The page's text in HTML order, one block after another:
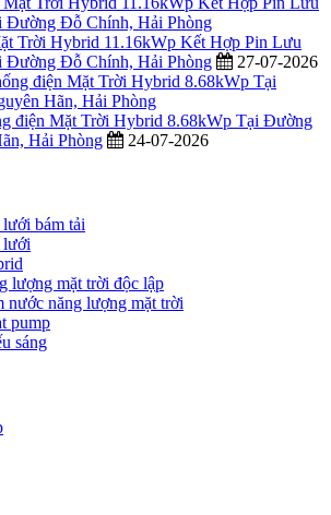
Trời Hybrid 11.16kWp Kết Hợp Pin Lưu
Đường Đỗ Chính, Hải Phòng
27-07-2026
điện Mặt Trời Hybrid 8.68kWp Tại Đường
Hải Phòng
24-07-2026
bám tải
lưới
lượng mặt trời độc lập
nước năng lượng mặt trời
pump
sáng